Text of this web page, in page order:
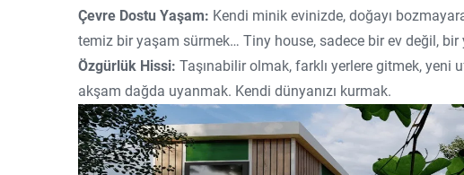
Çevre Dostu Yaşam: Kendi minik evinizde, doğayı
temiz bir yaşam sürmek… Tiny house, sadece bir ev değil,
Özgürlük Hissi: Taşınabilir olmak, farklı yerlere gitmek, yeni
akşam dağda uyanmak. Kendi dünyanızı kurmak.